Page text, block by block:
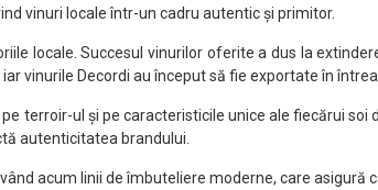
vinuri locale într-un cadru autentic și primitor.
locale. Succesul vinurilor oferite a dus la
vinurile Decordi au început să fie exportate în
terroir-ul și pe caracteristicile unice ale fiecărui
autenticitatea brandului.
acum linii de îmbuteliere moderne, care